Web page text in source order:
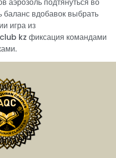
баланс вдобавок выбрать
игра из
kz фиксация командами